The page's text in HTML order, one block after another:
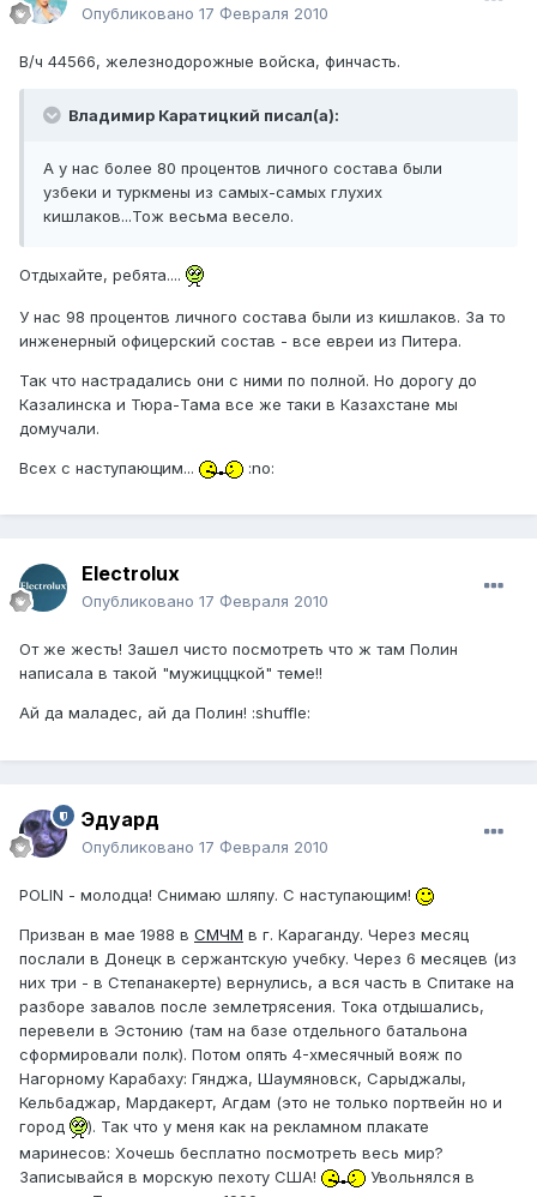
Опубликовано 17 Февраля 2010
В/ч 44566, железнодорожные войска, финчасть.
Владимир Каратицкий писал(а):
А у нас более 80 процентов личного состава были
узбеки и туркмены из самых-самых глухих
кишлаков...Тож весьма весело.
Отдыхайте, ребята....
У нас 98 процентов личного состава были из кишлаков. За то
инженерный офицерский состав - все евреи из Питера.
Так что настрадались они с ними по полной. Но дорогу до
Казалинска и Тюра-Тама все же таки в Казахстане мы
домучали.
Всех с наступающим... :no:
Electrolux
Опубликовано 17 Февраля 2010
От же жесть! Зашел чисто посмотреть что ж там Полин
написала в такой "мужицццкой" теме!!
Ай да маладес, ай да Полин! :shuffle:
Эдуард
Опубликовано 17 Февраля 2010
POLIN - молодца! Снимаю шляпу. С наступающим!
Призван в мае 1988 в СМЧМ в г. Караганду. Через месяц
послали в Донецк в сержантскую учебку. Через 6 месяцев (из
них три - в Степанакерте) вернулись, а вся часть в Спитаке на
разборе завалов после землетрясения. Тока отдышались,
перевели в Эстонию (там на базе отдельного батальона
сформировали полк). Потом опять 4-хмесячный вояж по
Нагорному Карабаху: Гянджа, Шаумяновск, Сарыджалы,
Кельбаджар, Мардакерт, Агдам (это не только портвейн но и
город
). Так что у меня как на рекламном плакате
маринесов: Хочешь бесплатно посмотреть весь мир?
Записывайся в морскую пехоту США!
Увольнялся в